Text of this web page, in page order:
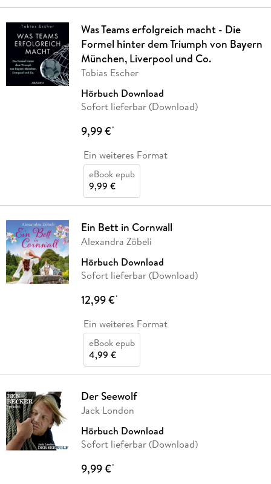
Was Teams erfolgreich macht - Die
Formel hinter dem Triumph von Bayern
München, Liverpool und Co.
Tobias Escher
Hörbuch Download
Sofort lieferbar (Download)
9,99 €*
Ein weiteres Format
eBook epub
9,99 €
Ein Bett in Cornwall
Alexandra Zöbeli
Hörbuch Download
Sofort lieferbar (Download)
12,99 €*
Ein weiteres Format
eBook epub
4,99 €
Der Seewolf
Jack London
Hörbuch Download
Sofort lieferbar (Download)
9,99 €*